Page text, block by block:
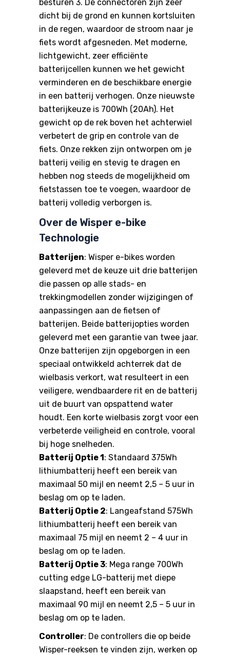
besturen 3. De connectoren zijn zeer
dicht bij de grond en kunnen kortsluiten
in de regen, waardoor de stroom naar je
fiets wordt afgesneden. Met moderne,
lichtgewicht, zeer efficiënte
batterijcellen kunnen we het gewicht
verminderen en de beschikbare energie
in een batterij verhogen. Onze nieuwste
batterijkeuze is 700Wh (20Ah). Het
gewicht op de rek boven het achterwiel
verbetert de grip en controle van de
fiets. Onze rekken zijn ontworpen om je
batterij veilig en stevig te dragen en
hebben nog steeds de mogelijkheid om
fietstassen toe te voegen, waardoor de
batterij volledig verborgen is.
Over de Wisper e-bike
Technologie
Batterijen: Wisper e-bikes worden
geleverd met de keuze uit drie batterijen
die passen op alle stads- en
trekkingmodellen zonder wijzigingen of
aanpassingen aan de fietsen of
batterijen. Beide batterijopties worden
geleverd met een garantie van twee jaar.
Onze batterijen zijn opgeborgen in een
speciaal ontwikkeld achterrek dat de
wielbasis verkort, wat resulteert in een
veiligere, wendbaardere rit en de batterij
uit de buurt van opspattend water
houdt. Een korte wielbasis zorgt voor een
verbeterde veiligheid en controle, vooral
bij hoge snelheden.
Batterij Optie 1: Standaard 375Wh
lithiumbatterij heeft een bereik van
maximaal 50 mijl en neemt 2,5 – 5 uur in
beslag om op te laden.
Batterij Optie 2: Langeafstand 575Wh
lithiumbatterij heeft een bereik van
maximaal 75 mijl en neemt 2 – 4 uur in
beslag om op te laden.
Batterij Optie 3: Mega range 700Wh
cutting edge LG-batterij met diepe
slaapstand, heeft een bereik van
maximaal 90 mijl en neemt 2,5 – 5 uur in
beslag om op te laden.
Controller: De controllers die op beide
Wisper-reeksen te vinden zijn, werken op